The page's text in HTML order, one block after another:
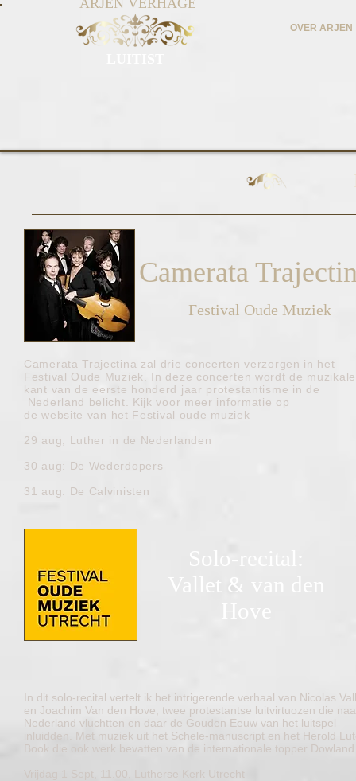
ARJEN VERHAGE
OVER ARJEN
Solo-recital:
Vallet & van den
In dit solo-recital vertelt ik het intrigerende verhaal van Nicolas
en Joachim Van den Hove, twee protestantse luitvirtuozen die
Nederland vluchtten en daar de Gouden Eeuw van het luitspel
inluidden. Met muziek uit het Schele-manuscript en het Herold
Book die ook werk bevatten van de internationale topper
Vrijdag 1 Sept, 11.00, Lutherse Kerk Utrecht
Camerata
Festival Oude Muziek
Camerata Trajectina zal drie concerten verzorgen in het
Festival Oude Muziek. In deze concerten wordt de muzikale
kant van de eerste honderd jaar protestantisme in de
Nederland belicht. Kijk voor meer informatie op
dewebsite van het Festival oude muziek
29 aug, Luther in de Nederlanden
30 aug: De Wederdopers
31 aug: De Calvinisten